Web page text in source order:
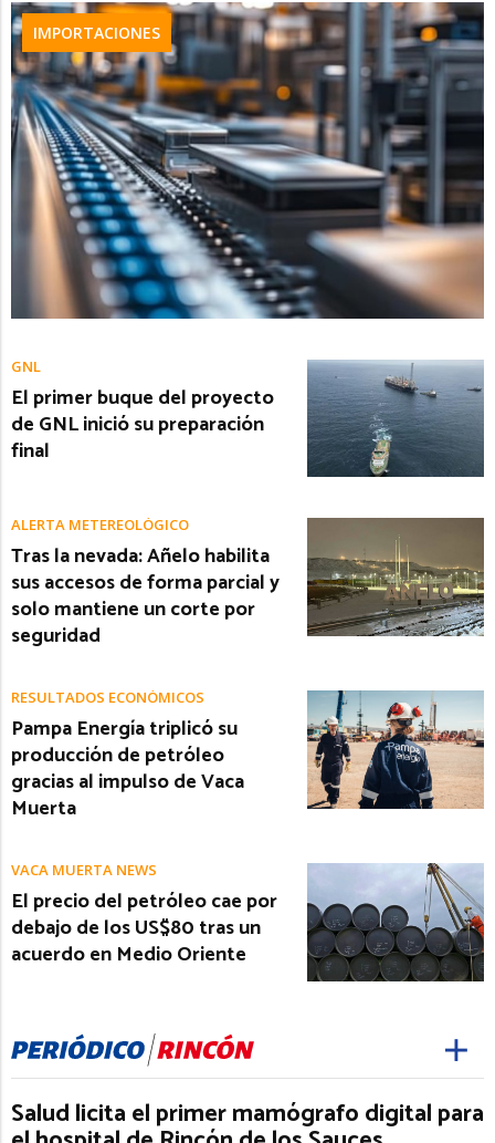
IMPORTACIONES
GNL
El primer buque del proyecto
de GNL inició su preparación
final
ALERTA METEREOLÓGICO
Tras la nevada: Añelo habilita
sus accesos de forma parcial y
solo mantiene un corte por
seguridad
RESULTADOS ECONÓMICOS
Pampa Energía triplicó su
producción de petróleo
gracias al impulso de Vaca
Muerta
VACA MUERTA NEWS
El precio del petróleo cae por
debajo de los US$80 tras un
acuerdo en Medio Oriente
Salud licita el primer mamógrafo digital para